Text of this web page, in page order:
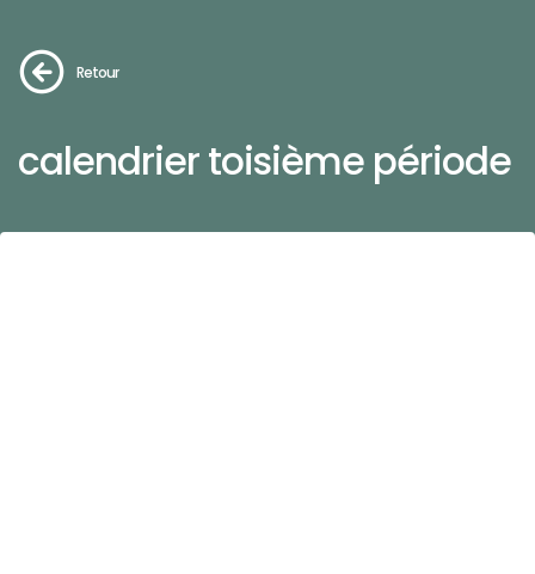
Retour
calendrier toisième période